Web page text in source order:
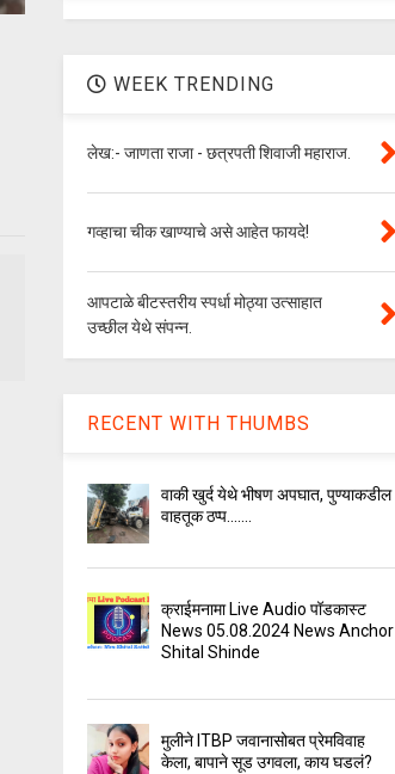
WEEK TRENDING
लेख:- जाणता राजा - छत्रपती शिवाजी महाराज.
गव्हाचा चीक खाण्याचे असे आहेत फायदे!
आपटाळे बीटस्तरीय स्पर्धा मोठ्या उत्साहात
उच्छील येथे संपन्न.
RECENT WITH THUMBS
वाकी खुर्द येथे भीषण अपघात, पुण्याकडील
वाहतूक ठप्प.......
क्राईमनामा Live Audio पॉडकास्ट
News 05.08.2024 News Anchor
Shital Shinde
मुलीने ITBP जवानासोबत प्रेमविवाह
केला, बापाने सूड उगवला, काय घडलं?